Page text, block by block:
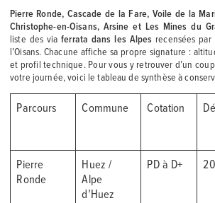
Pierre Ronde, Cascade de la Fare, Voile de la
Christophe-en-Oisans, Arsine et Les Mines du
liste des viaferrata dans les Alpes recensées
l’Oisans. Chacune affiche sa propre signature :
et profil technique. Pour vous y retrouver d’un
votre journée, voici le tableau de synthèse à
Parcours Commune Cotation
Pierre
Ronde
Huez /
Alpe
d’Huez
PD à D+